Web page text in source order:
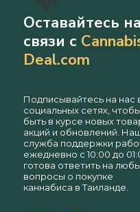
Оставайтесь на
связи с
Deal.com
Подписывайтесь на нас
социальных сетях, чтобы
быть в курсе новых
акций и обновлений.
служба поддержки
ежедневно с 10:00 до
готова ответить на
вопросы о покупке
каннабиса в Таиланде.